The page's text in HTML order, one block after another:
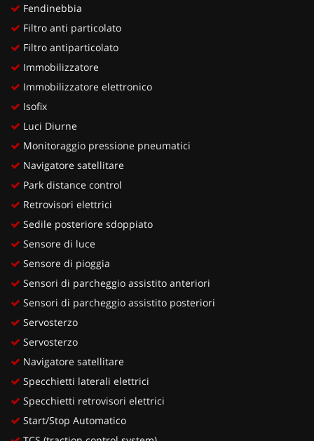
Fendinebbia
Filtro anti particolato
Filtro antiparticolato
Immobilizzatore
Immobilizzatore elettronico
Isofix
Luci Diurne
Monitoraggio pressione pneumatici
Navigatore satellitare
Park distance control
Retrovisori elettrici
Sedile posteriore sdoppiato
Sensore di luce
Sensore di pioggia
Sensori di parcheggio assistito anteriori
Sensori di parcheggio assistito posteriori
Servosterzo
Servosterzo
Navigatore satellitare
Specchietti laterali elettrici
Specchietti retrovisori elettrici
Start/Stop Automatico